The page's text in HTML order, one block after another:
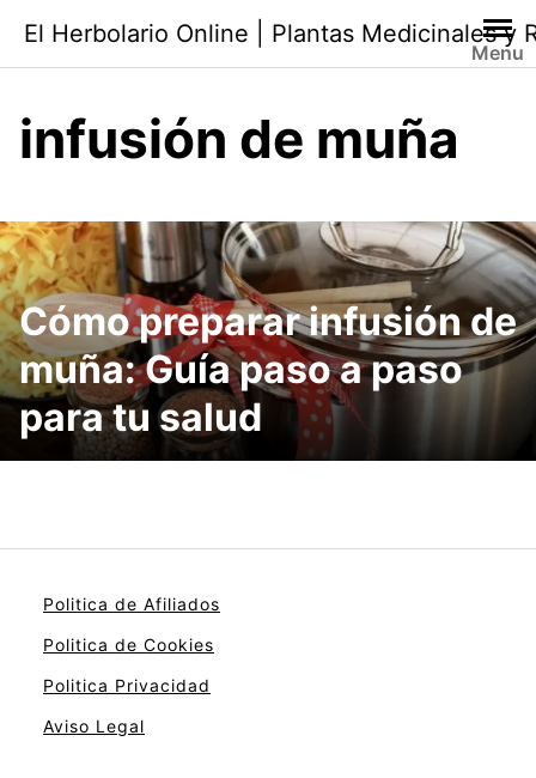
contenido
El Herbolario Online | Plantas Medicinales y
Menu
infusión de muña
Cómo preparar infusión de
muña: Guía paso a paso
para tu salud
Politica de Afiliados
Politica de Cookies
Politica Privacidad
Aviso Legal